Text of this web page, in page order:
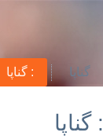
گناپا : گناپا
گناپا :